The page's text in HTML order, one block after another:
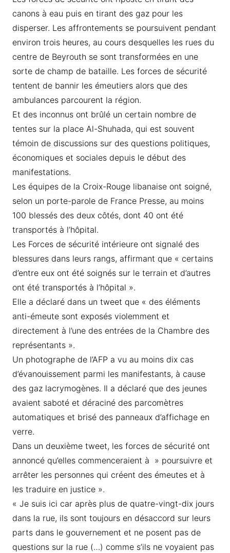
canons à eau puis en tirant des gaz pour les
disperser. Les affrontements se poursuivent pendant
environ trois heures, au cours desquelles les rues du
centre de Beyrouth se sont transformées en une
sorte de champ de bataille. Les forces de sécurité
tentent de bannir les émeutiers alors que des
ambulances parcourent la région.
Et des inconnus ont brûlé un certain nombre de
tentes sur la place Al-Shuhada, qui est souvent
témoin de discussions sur des questions politiques,
économiques et sociales depuis le début des
manifestations.
Les équipes de la Croix-Rouge libanaise ont soigné,
selon un porte-parole de France Presse, au moins
100 blessés des deux côtés, dont 40 ont été
transportés à l’hôpital.
Les Forces de sécurité intérieure ont signalé des
blessures dans leurs rangs, affirmant que « certains
d’entre eux ont été soignés sur le terrain et d’autres
ont été transportés à l’hôpital ».
Elle a déclaré dans un tweet que « des éléments
anti-émeute sont exposés violemment et
directement à l’une des entrées de la Chambre des
représentants ».
Un photographe de l’AFP a vu au moins dix cas
d’évanouissement parmi les manifestants, à cause
des gaz lacrymogènes. Il a déclaré que des jeunes
avaient saboté et déraciné des parcomètres
automatiques et brisé des panneaux d’affichage en
verre.
Dans un deuxième tweet, les forces de sécurité ont
annoncé qu’elles commenceraient à » poursuivre et
arrêter les personnes qui créent des émeutes et à
les traduire en justice ».
« Je suis ici car après plus de quatre-vingt-dix jours
dans la rue, ils sont toujours en désaccord sur leurs
parts dans le gouvernement et ne posent pas de
questions sur la rue (…) comme s’ils ne voyaient pas